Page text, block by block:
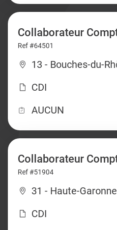
Collaborateur
Ref #64501
13 - Bouches-du-
CDI
AUCUN
Collaborateur
Ref #51904
31 - Haute-Garonne
CDI